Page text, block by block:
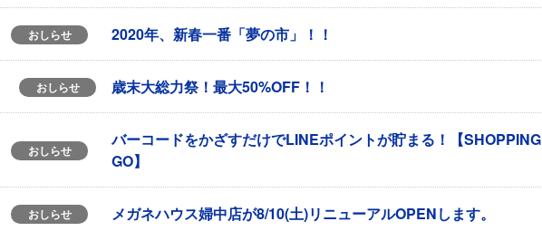
おしらせ 2020年、新春一番「夢の市」！！
おしらせ 歳末大総力祭！最大50%OFF！！
おしらせ
バーコードをかざすだけでLINEポイントが貯まる！【SHOPPING
GO】
おしらせ メガネハウス婦中店が8/10(土)リニューアルOPENします。